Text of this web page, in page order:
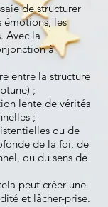
de structurer
émotions, les
Avec la
à
entre la structure
;
lente de vérités
;
ou de
de la foi, de
ou du sens de
peut créer une
et lâcher-prise.